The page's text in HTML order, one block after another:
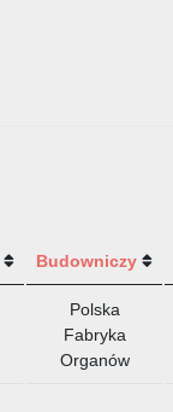
Budowniczy
Polska
Fabryka
Organów